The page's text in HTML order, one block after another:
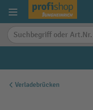
springen
Verladebrücken